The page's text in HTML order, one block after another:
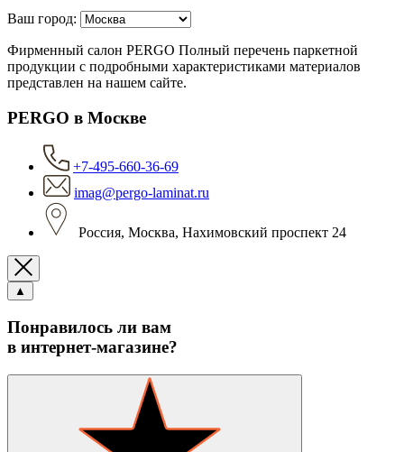
Ваш город:
Фирменный салон PERGO Полный перечень паркетной
продукции с подробными характеристиками материалов
представлен на нашем сайте.
PERGO в Москве
+7-495-660-36-69
imag@pergo-laminat.ru
Россия, Москва, Нахимовский проспект 24
▲
Понравилось ли вам
в интернет-магазине?